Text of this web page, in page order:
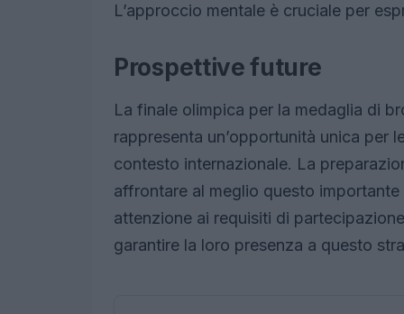
L’approccio mentale è cruciale per
Prospettive future
La finale olimpica per la medaglia di
rappresenta un’opportunità unica per
contesto internazionale. La
affrontare al meglio questo
attenzione ai requisiti di
garantire la loro presenza a questo